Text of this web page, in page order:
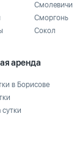
Смолевичи
Сморгонь
Сокол
аренда
в Борисове